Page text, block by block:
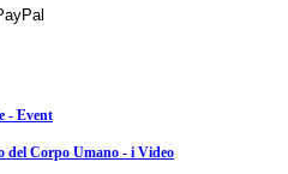
- Event
del Corpo Umano - i Video